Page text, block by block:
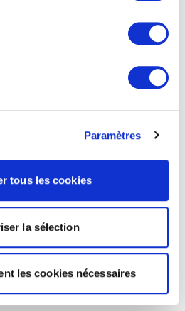
Paramètres
tous les cookies
la sélection
les cookies nécessaires